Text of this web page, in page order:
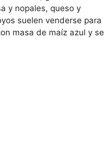
y nopales, queso y
suelen venderse para
masa de maíz azul y se